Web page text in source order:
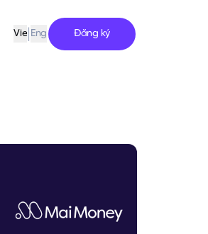
Vie Eng Đăng ký